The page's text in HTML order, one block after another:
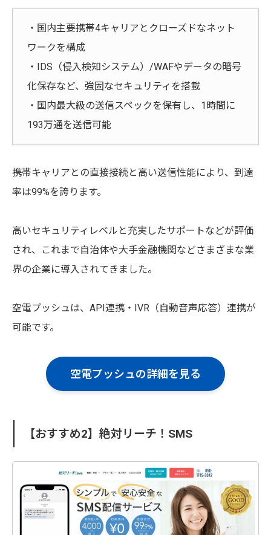
・国内主要携帯4キャリアとクローズドなネット
ワークを構成
・IDS（侵入検知システム）/WAFやデータの暗号
化保存など、強固なセキュリティを搭載
・国内最大級の送信スペックを保有し、1時間に
193万通を送信可能
携帯キャリアとの直接接続と高い送信性能により、到達
率は99%を誇ります。
高いセキュリティレベルと充実したサポートなどが評価
され、これまで自治体や大手金融機関などさまざまな業
界の企業に導入されてきました。
空電プッシュは、API連携・IVR（自動音声応答）連携が
可能です。
空電プッシュの詳細を見る
【おすすめ2】絶対リーチ！SMS